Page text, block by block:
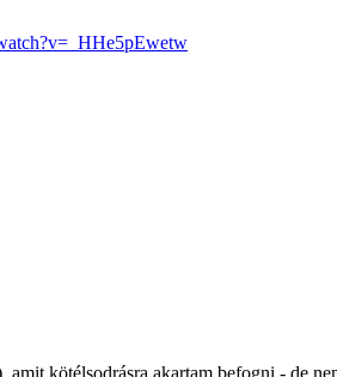
kötélsodrásra akartam befogni - de